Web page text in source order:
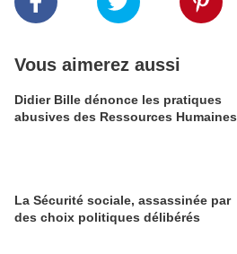
Vous aimerez aussi
Didier Bille dénonce les pratiques
abusives des Ressources Humaines
La Sécurité sociale, assassinée par
des choix politiques délibérés